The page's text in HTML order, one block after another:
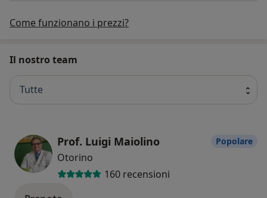
Come funzionano i prezzi?
Il nostro team
Tutte
Prof. Luigi Maiolino
Otorino
160 recensioni
Popolare